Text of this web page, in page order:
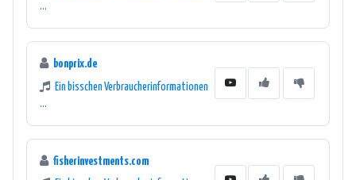
...
bonprix.de
Ein bisschen Verbraucherinformationen
...
fisherinvestments.com